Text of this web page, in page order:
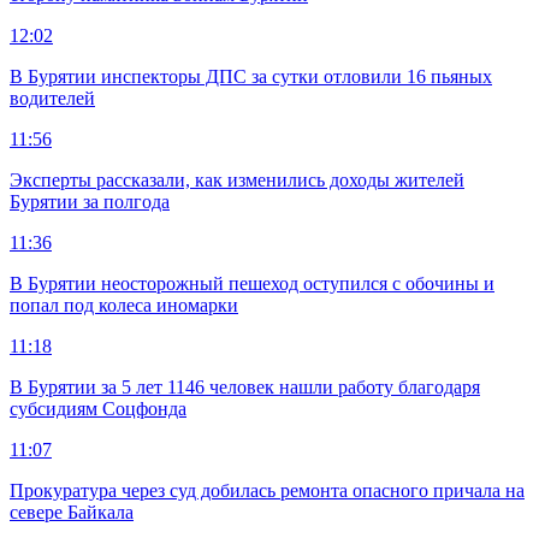
12:02
В Бурятии инспекторы ДПС за сутки отловили 16 пьяных
водителей
11:56
Эксперты рассказали, как изменились доходы жителей
Бурятии за полгода
11:36
В Бурятии неосторожный пешеход оступился с обочины и
попал под колеса иномарки
11:18
В Бурятии за 5 лет 1146 человек нашли работу благодаря
субсидиям Соцфонда
11:07
Прокуратура через суд добилась ремонта опасного причала на
севере Байкала